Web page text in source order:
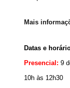
Mais
Datas e
Presencial: 9
10h às 12h30